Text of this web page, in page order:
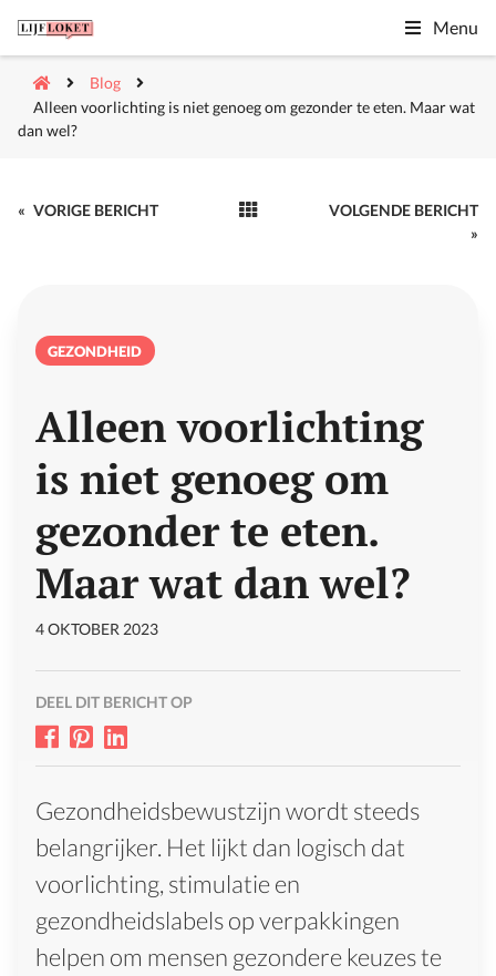
Menu
Blog
Alleen voorlichting is niet genoeg om gezonder te eten. Maar wat
dan wel?
« VORIGE BERICHT
VOLGENDE BERICHT
»
GEZONDHEID
Alleen voorlichting
is niet genoeg om
gezonder te eten.
Maar wat dan wel?
4 OKTOBER 2023
DEEL DIT BERICHT OP
Gezondheidsbewustzijn wordt steeds
belangrijker. Het lijkt dan logisch dat
voorlichting, stimulatie en
gezondheidslabels op verpakkingen
helpen om mensen gezondere keuzes te